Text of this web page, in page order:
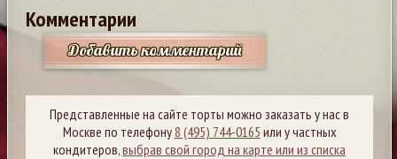
Комментарии
Добавить комментарий
Представленные на сайте торты можно заказать у нас в
Москве по телефону8 (495) 744-0165 или у частных
кондитеров,выбрав свой город на карте или из списка